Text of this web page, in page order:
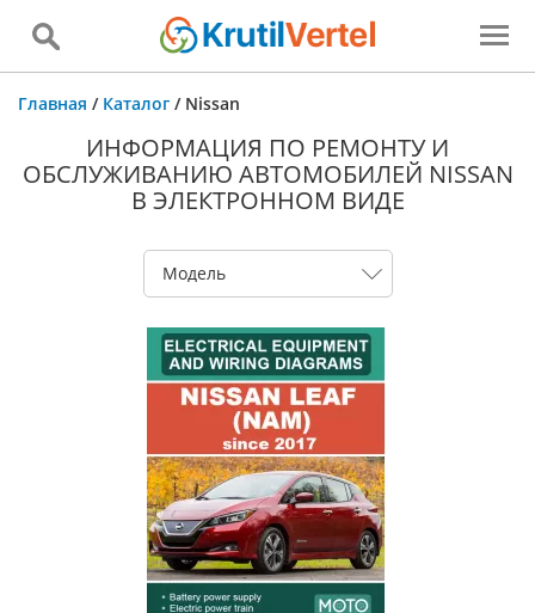
Главная / Каталог / Nissan
ИНФОРМАЦИЯ ПО РЕМОНТУ И
ОБСЛУЖИВАНИЮ АВТОМОБИЛЕЙ NISSAN
В ЭЛЕКТРОННОМ ВИДЕ